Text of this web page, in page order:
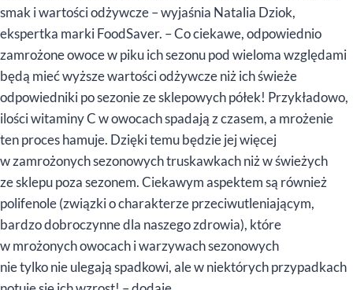
smak i wartości odżywcze – wyjaśnia Natalia Dziok,
ekspertka marki FoodSaver. – Co ciekawe, odpowiednio
zamrożone owoce w piku ich sezonu pod wieloma względami
będą mieć wyższe wartości odżywcze niż ich świeże
odpowiedniki po sezonie ze sklepowych półek! Przykładowo,
ilości witaminy C w owocach spadają z czasem, a mrożenie
ten proces hamuje. Dzięki temu będzie jej więcej
w zamrożonych sezonowych truskawkach niż w świeżych
ze sklepu poza sezonem. Ciekawym aspektem są również
polifenole (związki o charakterze przeciwutleniającym,
bardzo dobroczynne dla naszego zdrowia), które
w mrożonych owocach i warzywach sezonowych
nie tylko nie ulegają spadkowi, ale w niektórych przypadkach